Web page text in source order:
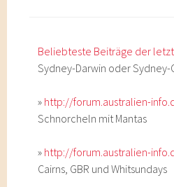
Beliebteste Beiträge der
Sydney-Darwin oder Sydney-
» http://forum.australien-
Schnorcheln mit Mantas
» http://forum.australien-
Cairns, GBR und Whitsundays